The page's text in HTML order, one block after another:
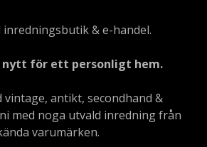
inredningsbutik & e-handel.
nytt för ett personligt hem.
vintage, antikt, secondhand &
med noga utvald inredning från
varumärken.